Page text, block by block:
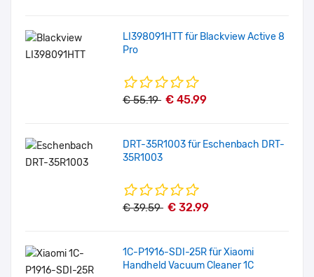
LI398091HTT für Blackview Active 8
Pro
€ 55.19 € 45.99
DRT-35R1003 für Eschenbach DRT-
35R1003
€ 39.59 € 32.99
1C-P1916-SDI-25R für Xiaomi
Handheld Vacuum Cleaner 1C